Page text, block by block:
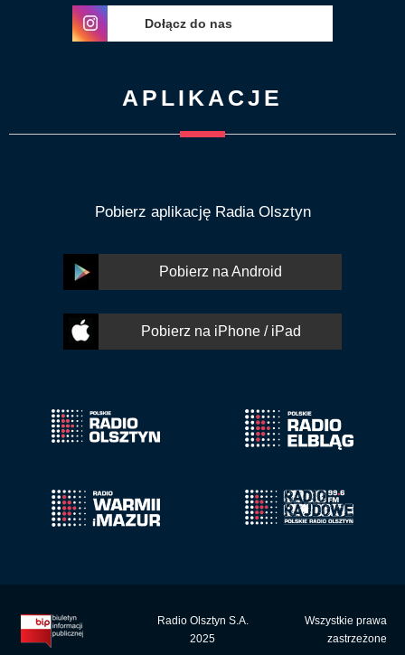
Dołącz do nas
APLIKACJE
Pobierz aplikację Radia Olsztyn
Pobierz na Android
Pobierz na iPhone / iPad
Radio Olsztyn S.A.
2025
Wszystkie prawa
zastrzeżone